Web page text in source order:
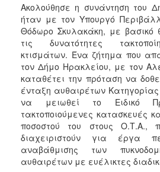
Ακολούθησε η συνάντηση του
ήταν με τον Υπουργό
Θόδωρο Σκυλακάκη, με βασικό
τις δυνατότητες
κτισμάτων. Ένα ζήτημα που
τον Δήμο Ηρακλείου, με τον
καταθέτει την πρόταση να
ένταξη αυθαιρέτων
να μειωθεί το Ειδικό
τακτοποιούμενες κατασκευές
ποσοστού του στους Ο.Τ.Α.,
διαχειριστούν για έργα
αναβάθμισης των
αυθαιρέτων με ευέλικτες